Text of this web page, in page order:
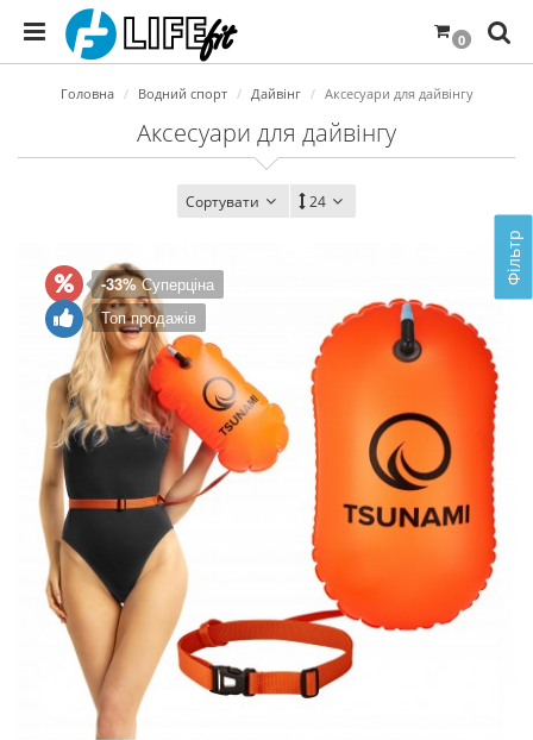
0
Фільтр
Головна Водний спорт Дайвінг Аксесуари для дайвінгу
Аксесуари для дайвінгу
Сортувати 24
-33%Суперціна
Топ продажів